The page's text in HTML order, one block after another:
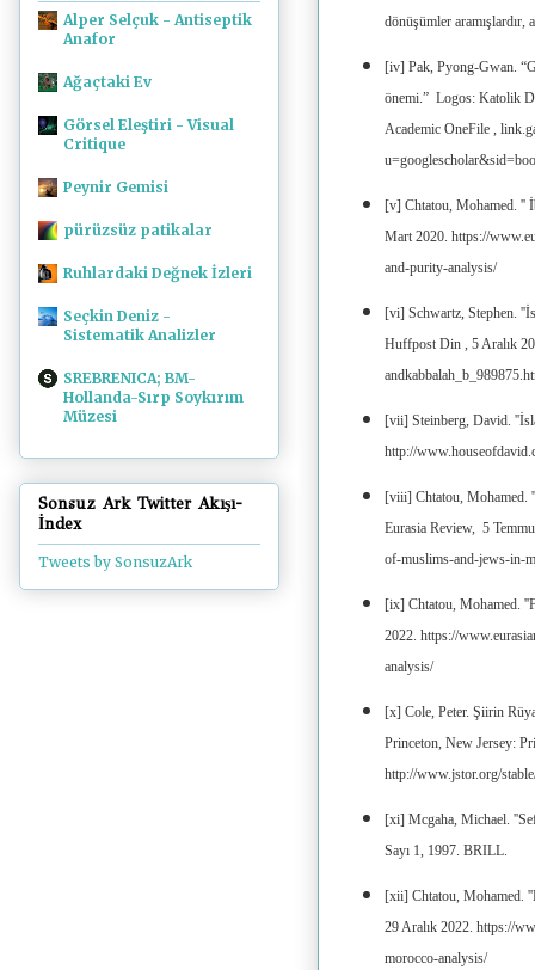
dönüşümler
[iv] Pak, Pyong-Gwan.
önemi.” Logos: Katolik
Academic OneFile ,
[v] Chtatou, Mohamed. ''
Mart 2020. https://
and-purity-analysis/
[vi] Schwartz, Stephen.
Huffpost Din , 5 Aralık
[vii] Steinberg, David.
http://
[viii] Chtatou, Mohamed.
Eurasia Review, 5
of-muslims-and-jews-in-
[ix] Chtatou, Mohamed.
2022. https://
analysis/
[x] Cole, Peter. Şiirin
Princeton, New Jersey:
http://www.jstor.org/
[xi] Mcgaha, Michael.
Sayı 1, 1997. BRILL.
[xii] Chtatou, Mohamed.
29 Aralık 2022. https://
morocco-analysis/
Alper Selçuk - Antiseptik
Anafor
Ağaçtaki Ev
Görsel Eleştiri - Visual
Critique
Peynir Gemisi
pürüzsüz patikalar
Ruhlardaki Değnek İzleri
Seçkin Deniz -
Sistematik Analizler
SREBRENICA; BM-
Hollanda-Sırp Soykırım
Müzesi
Sonsuz Ark Twitter Akışı-
İndex
Tweets by SonsuzArk